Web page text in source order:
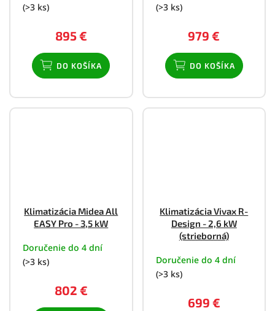
(>3 ks)
895 €
DO KOŠÍKA
(>3 ks)
979 €
DO KOŠÍKA
Klimatizácia Midea All
EASY Pro - 3,5 kW
Doručenie do 4 dní
(>3 ks)
802 €
Klimatizácia Vivax R-
Design - 2,6 kW
(strieborná)
Doručenie do 4 dní
(>3 ks)
699 €